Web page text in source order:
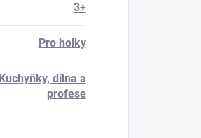
3+
Pro holky
Kuchyňky, dílna a
profese